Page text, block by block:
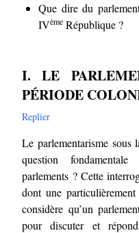
Que dire du
IVème République ?
I. LE
PÉRIODE
Replier
Le parlementarisme sous
question
parlements ? Cette
dont une
considère qu’un
pour discuter et